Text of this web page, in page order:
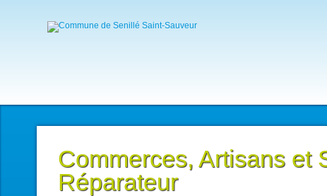
Commerces, Artisans et
Réparateur